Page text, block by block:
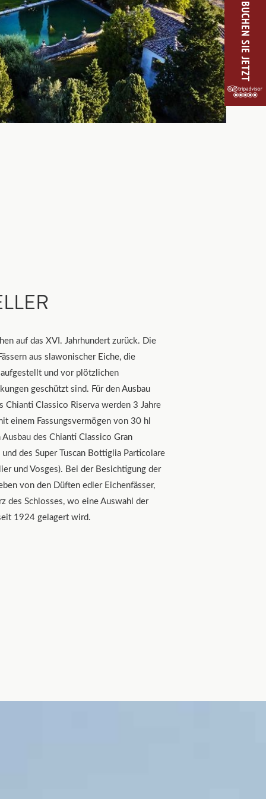
auf das XVI. Jahrhundert zurück. Die
aus slawonischer Eiche, die
und vor plötzlichen
geschützt sind. Für den Ausbau
Chianti Classico Riserva werden 3 Jahre
einem Fassungsvermögen von 30 hl
des Chianti Classico Gran
des Super Tuscan Bottiglia Particolare
und Vosges). Bei der Besichtigung der
von den Düften edler Eichenfässer,
des Schlosses, wo eine Auswahl der
1924 gelagert wird.
BUCHEN SIE JETZT